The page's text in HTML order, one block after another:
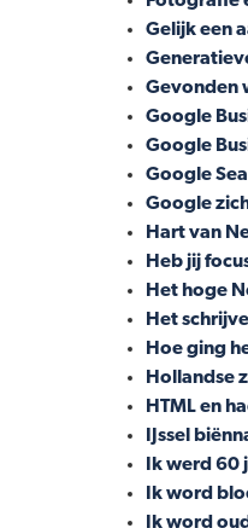
Gelijk een
Gevonden
Google
Google
Google
Google
Hart van
Heb jij
Het hoge
Het
Hoe ging
Hollandse
HTML en
IJssel
Ik werd 60
Ik word
Ik word oud